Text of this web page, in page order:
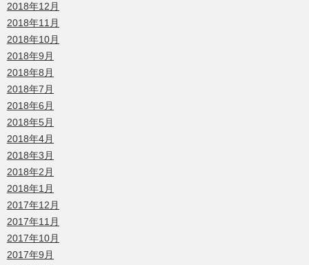
2018年12月
2018年11月
2018年10月
2018年9月
2018年8月
2018年7月
2018年6月
2018年5月
2018年4月
2018年3月
2018年2月
2018年1月
2017年12月
2017年11月
2017年10月
2017年9月